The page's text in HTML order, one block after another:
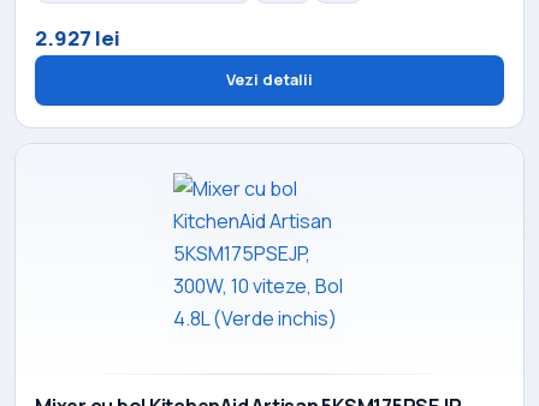
2.927 lei
Vezi detalii